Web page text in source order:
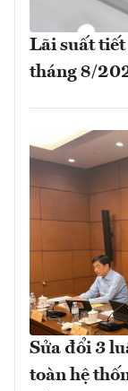
Lãi suất tiết
tháng 8/
Sửa đổi 3
toàn hệ